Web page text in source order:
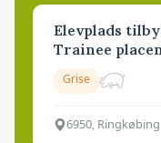
Elevplads
Trainee
Grise
6950, Ringkøbing